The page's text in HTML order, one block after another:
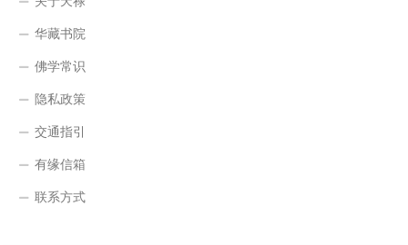
华藏书院
佛学常识
隐私政策
交通指引
有缘信箱
联系方式